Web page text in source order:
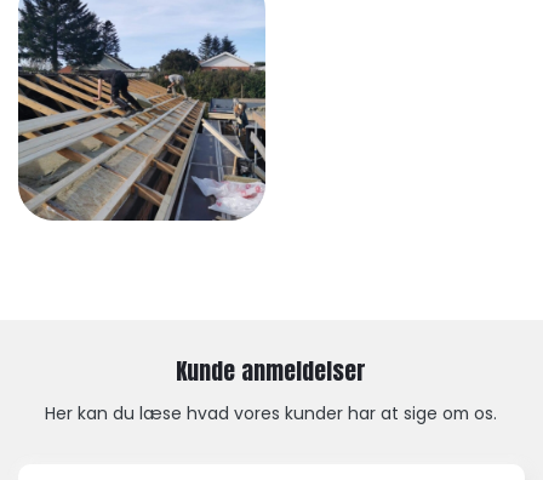
Kunde anmeldelser
Her kan du læse hvad vores kunder har at sige om os.